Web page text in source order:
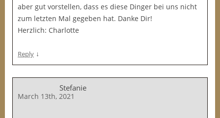
aber gut vorstellen, dass es diese Dinger bei uns nicht
zum letzten Mal gegeben hat. Danke Dir!
Herzlich: Charlotte
Reply ↓
Stefanie
March 13th, 2021